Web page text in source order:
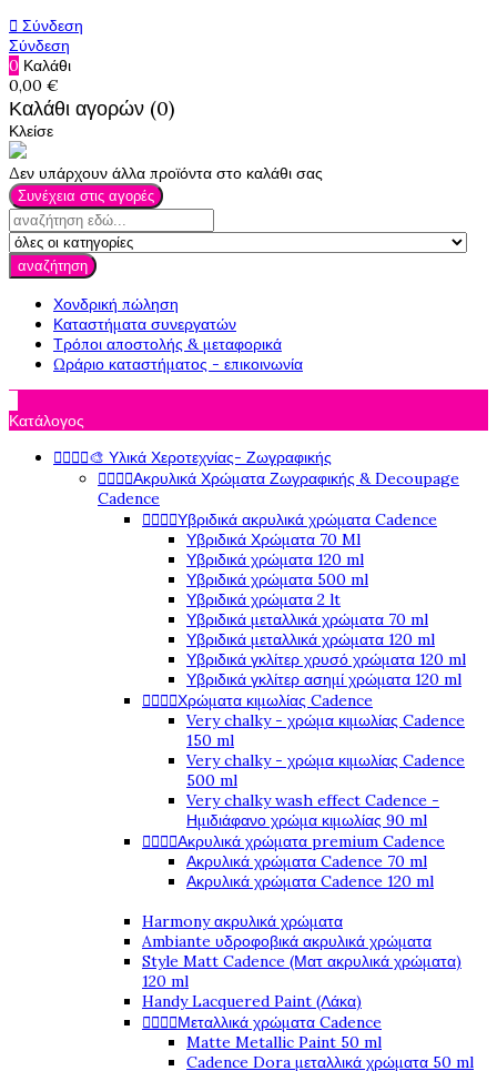
 Σύνδεση
Σύνδεση
0 Καλάθι
0,00 €
Καλάθι αγορών (0)
Κλείσε
Δεν υπάρχουν άλλα προϊόντα στο καλάθι σας
Συνέχεια στις αγορές
αναζήτηση
Χονδρική πώληση
Καταστήματα συνεργατών
Τρόποι αποστολής & μεταφορικά
Ωράριο καταστήματος - επικοινωνία
Κατάλογος
🎨 Υλικά Χεροτεχνίας- Ζωγραφικής
Ακρυλικά Χρώματα Ζωγραφικής & Decoupage
Cadence
Υβριδικά ακρυλικά χρώματα Cadence
Υβριδικά Χρώματα 70 Ml
Υβριδικά χρώματα 120 ml
Υβριδικά χρώματα 500 ml
Υβριδικά χρώματα 2 lt
Υβριδικά μεταλλικά χρώματα 70 ml
Υβριδικά μεταλλικά χρώματα 120 ml
Υβριδικά γκλίτερ χρυσό χρώματα 120 ml
Υβριδικά γκλίτερ ασημί χρώματα 120 ml
Χρώματα κιμωλίας Cadence
Very chalky - χρώμα κιμωλίας Cadence
150 ml
Very chalky - χρώμα κιμωλίας Cadence
500 ml
Very chalky wash effect Cadence -
Ημιδιάφανο χρώμα κιμωλίας 90 ml
Ακρυλικά χρώματα premium Cadence
Ακρυλικά χρώματα Cadence 70 ml
Ακρυλικά χρώματα Cadence 120 ml
Harmony ακρυλικά χρώματα
Ambiante υδροφοβικά ακρυλικά χρώματα
Style Matt Cadence (Ματ ακρυλικά χρώματα)
120 ml
Handy Lacquered Paint (Λάκα)
Μεταλλικά χρώματα Cadence
Matte Metallic Paint 50 ml
Cadence Dora μεταλλικά χρώματα 50 ml